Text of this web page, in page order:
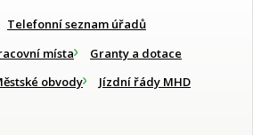
Telefonní seznam úřadů
místa
Granty a dotace
obvody Jízdní řády MHD